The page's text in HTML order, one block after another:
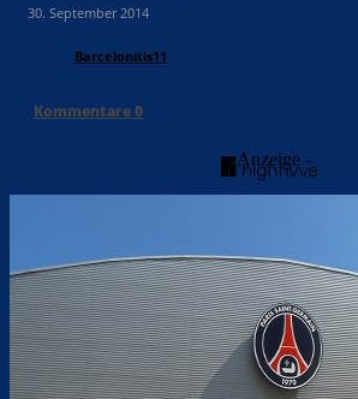
30. September 2014
Barcelonitis11
Kommentare0
- Anzeige -